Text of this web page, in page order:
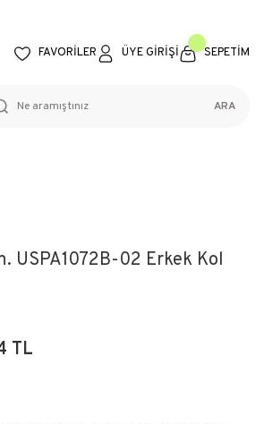
FAVORİLER ÜYE GİRİŞİ SEPETİM
ARA
USPA1072B-02 Erkek Kol
TL